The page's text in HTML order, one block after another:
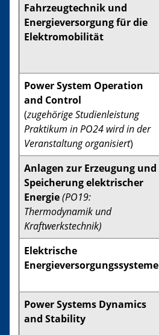
Fahrzeugtechnik und
Energieversorgung für die
Elektromobilität
Power System Operation
and Control
(zugehörige Studienleistung
Praktikum in PO24 wird in der
Veranstaltung organisiert)
Anlagen zur Erzeugung und
Speicherung elektrischer
Energie(PO19:
Thermodynamik und
Kraftwerkstechnik)
Elektrische
Energieversorgungssysteme
Power Systems Dynamics
and Stability